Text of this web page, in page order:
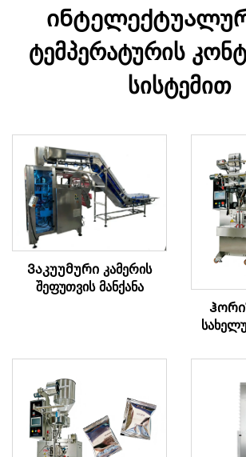
ტემპერატურის
სისტემით
Ვაკუუმური კამერის
შეფუთვის მანქანა